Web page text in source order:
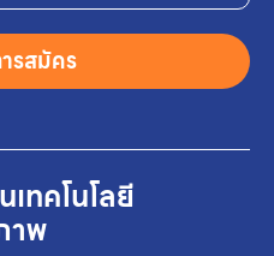
เทคโนโลยี
าพ
รสมัคร